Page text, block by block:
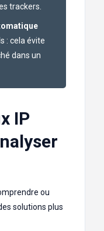
trackers.
: cela évite
dans un
IP
ou
solutions plus